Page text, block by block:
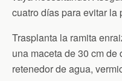
cuatro días para evitar la
Trasplanta la ramita
una maceta de 30 cm
retenedor de agua,